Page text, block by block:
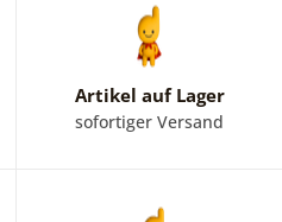
Artikel auf Lager
sofortiger Versand